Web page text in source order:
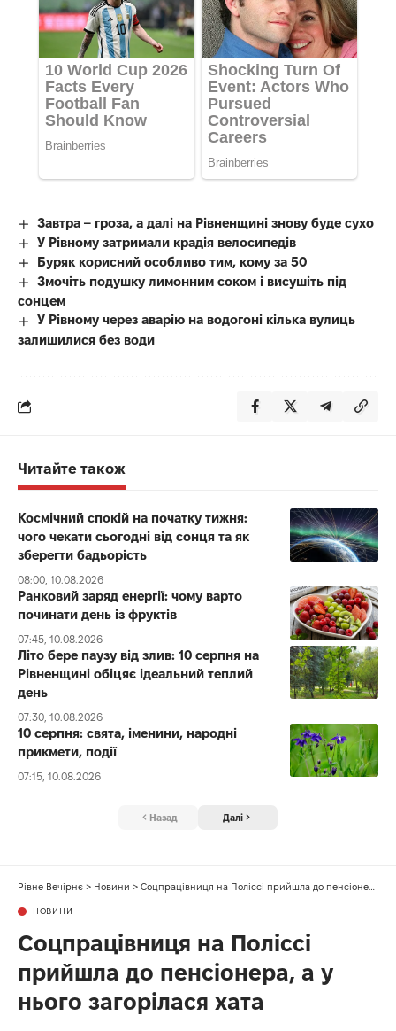
Завтра – гроза, а далі на Рівненщині знову буде сухо
У Рівному затримали крадія велосипедів
Буряк корисний особливо тим, кому за 50
Змочіть подушку лимонним соком і висушіть під
сонцем
У Рівному через аварію на водогоні кілька вулиць
залишилися без води
Читайте також
Космічний спокій на початку тижня:
чого чекати сьогодні від сонця та як
зберегти бадьорість
08:00, 10.08.2026
Ранковий заряд енергії: чому варто
починати день із фруктів
07:45, 10.08.2026
Літо бере паузу від злив: 10 серпня на
Рівненщині обіцяє ідеальний теплий
день
07:30, 10.08.2026
10 серпня: свята, іменини, народні
прикмети, події
07:15, 10.08.2026
Назад Далі
Рівне Вечірнє > Новини > Соцпрацівниця на Поліссі прийшла до пенсіонера, а у нього загорілася хата
НОВИНИ
Соцпрацівниця на Поліссі
прийшла до пенсіонера, а у
нього загорілася хата